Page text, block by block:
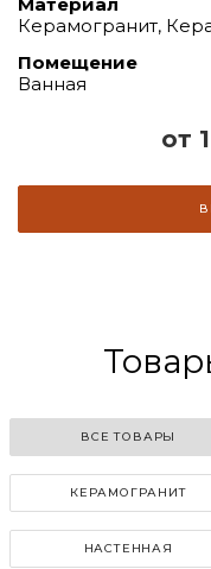
от
Керамогранит,
Помещение
Ванная
ВСЕ ТОВАРЫ
КЕРАМОГРАНИТ
НАСТЕННАЯ